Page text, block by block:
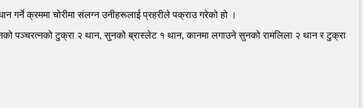
गर्ने क्रममा चोरीमा संलग्न उनीहरूलाई प्रहरीले पक्राउ गरेको हो ।
पञ्चरत्नको टुक्रा २ थान, सुनको ब्रास्लेट १ थान, कानमा लगाउने सुनको रामलिला २ थान र टुक्रा